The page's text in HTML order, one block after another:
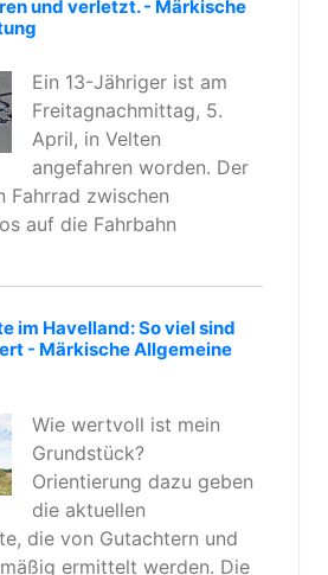
und verletzt. - Märkische
Ein 13-Jähriger ist am
Freitagnachmittag, 5.
April, in Velten
angefahren worden. Der
Fahrrad zwischen
auf die Fahrbahn
im Havelland: So viel sind
- Märkische Allgemeine
Wie wertvoll ist mein
Grundstück?
Orientierung dazu geben
die aktuellen
die von Gutachtern und
ermittelt werden. Die